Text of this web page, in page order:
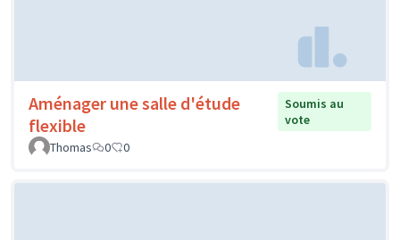
Aménager une salle d'étude
flexible
Soumis au
vote
Thomas
0 0